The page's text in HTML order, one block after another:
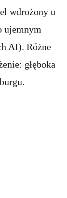
wdrożony u
ujemnym
AI). Różne
głęboka